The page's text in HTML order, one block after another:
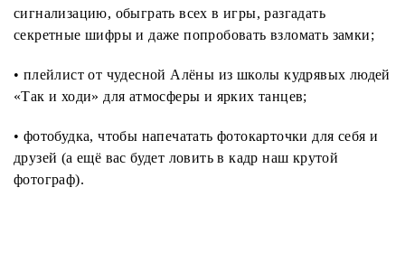
сигнализацию, обыграть всех в игры, разгадать
секретные шифры и даже попробовать взломать замки;
• плейлист от чудесной Алёны из школы кудрявых людей
«Так и ходи» для атмосферы и ярких танцев;
• фотобудка, чтобы напечатать фотокарточки для себя и
друзей (а ещё вас будет ловить в кадр наш крутой
фотограф).